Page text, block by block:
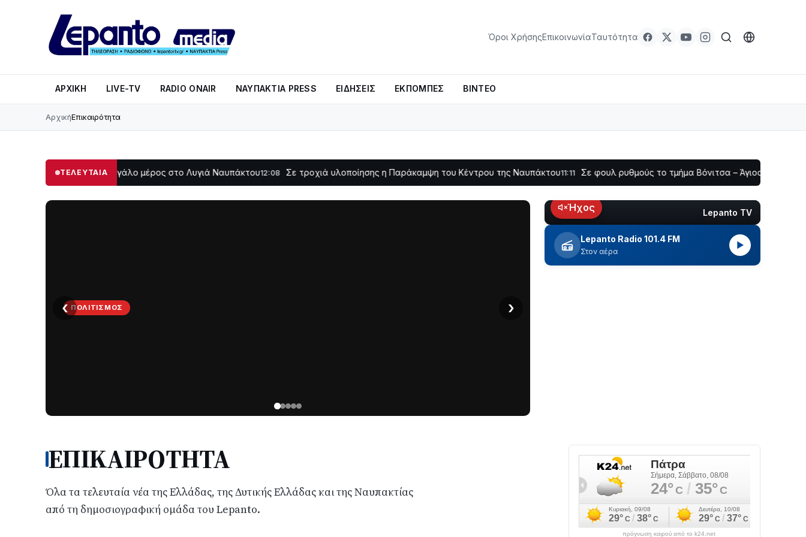
Όροι ΧρήσηςΕπικοινωνίαΤαυτότητα
ΑΡΧΙΚΉ LIVE-TV RADIO ONAIR ΝΑΥΠΑΚΤΊΑ PRESS ΕΙΔΉΣΕΙΣ ΕΚΠΟΜΠΈΣ ΒΊΝΤΕΟ
ΑρχικήΕπικαιρότητα
ΤΕΛΕΥΤΑΙΑ
σκοτάδι μεγάλο μέρος στο Λυγιά Ναυπάκτου12:08 Σε τροχιά υλοποίησης η Παράκαμψη του Κέντρου της Ναυπάκτου11:11 Σε φουλ ρυθμούς το τμήμα Βόνιτσα – Άγιος Νικόλαος | Αυτοψία
ΤΟ
Ανδρέα
μεγάλα
του
Δήμου
‹ ›
LIVE Lepanto TV
Ήχος
Lepanto Radio 101.4 FM
Στον αέρα
▶
ΕΠΙΚΑΙΡΟΤΗΤΑ
Όλα τα τελευταία νέα της Ελλάδας, της Δυτικής Ελλάδας και της Ναυπακτίας
από τη δημοσιογραφική ομάδα του Lepanto.
πρόγνωση καιρού από το k24.net